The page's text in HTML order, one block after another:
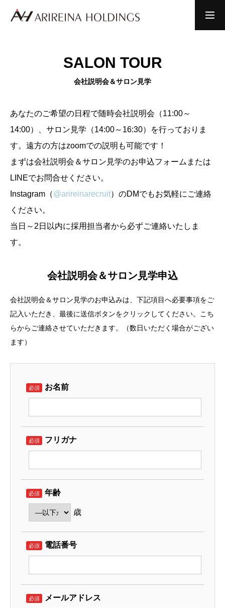
ABOUT US
EDUCATION
教育・アカデミー
STAFF
スタッフインタビュー
NEW GRADUATES
SALON TOUR
SALON TOUR
会社説明会＆サロン見学
あなたのご希望の日程で随時会社説明会（11:00～
14:00）、サロン見学（14:00～16:30）を行っておりま
す。遠方の方はzoomでの説明も可能です！
まずは会社説明会＆サロン見学のお申込フォームまたは
LINEでお問合せください。
Instagram（@arireinarecruit）のDMでもお気軽にご連絡
ください。
当日～2日以内に採用担当者から必ずご連絡いたしま
す。
会社説明会＆サロン見学申込
会社説明会＆サロン見学のお申込みは、下記項目へ必要事項をご
記入いただき、最後に送信ボタンをクリックしてください。こち
らからご連絡させていただきます。（数日いただく場合がござい
ます）
必須 お名前
必須 フリガナ
必須 年齢
歳
必須 電話番号
必須 メールアドレス